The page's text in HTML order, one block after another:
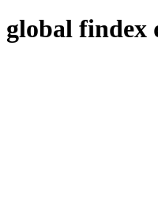
global findex